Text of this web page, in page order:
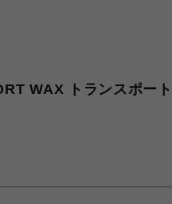
WAX トランスポー